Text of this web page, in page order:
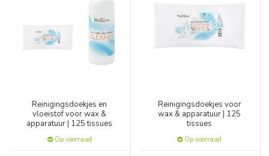
Reinigingsdoekjes en
vloeistof voor wax &
apparatuur | 125 tissues
Op voorraad
Reinigingsdoekjes voor
wax & apparatuur | 125
tissues
Op voorraad